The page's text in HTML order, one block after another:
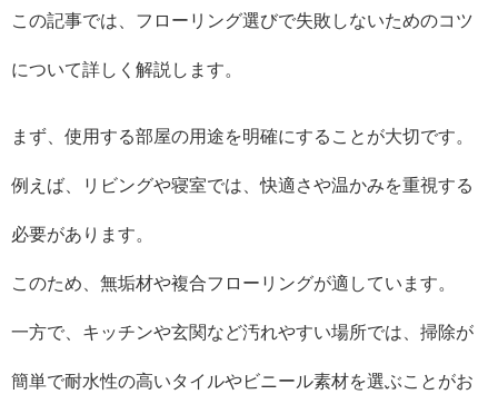
この記事では、フローリング選びで失敗しないためのコツ
について詳しく解説します。
まず、使用する部屋の用途を明確にすることが大切です。
例えば、リビングや寝室では、快適さや温かみを重視する
必要があります。
このため、無垢材や複合フローリングが適しています。
一方で、キッチンや玄関など汚れやすい場所では、掃除が
簡単で耐水性の高いタイルやビニール素材を選ぶことがお